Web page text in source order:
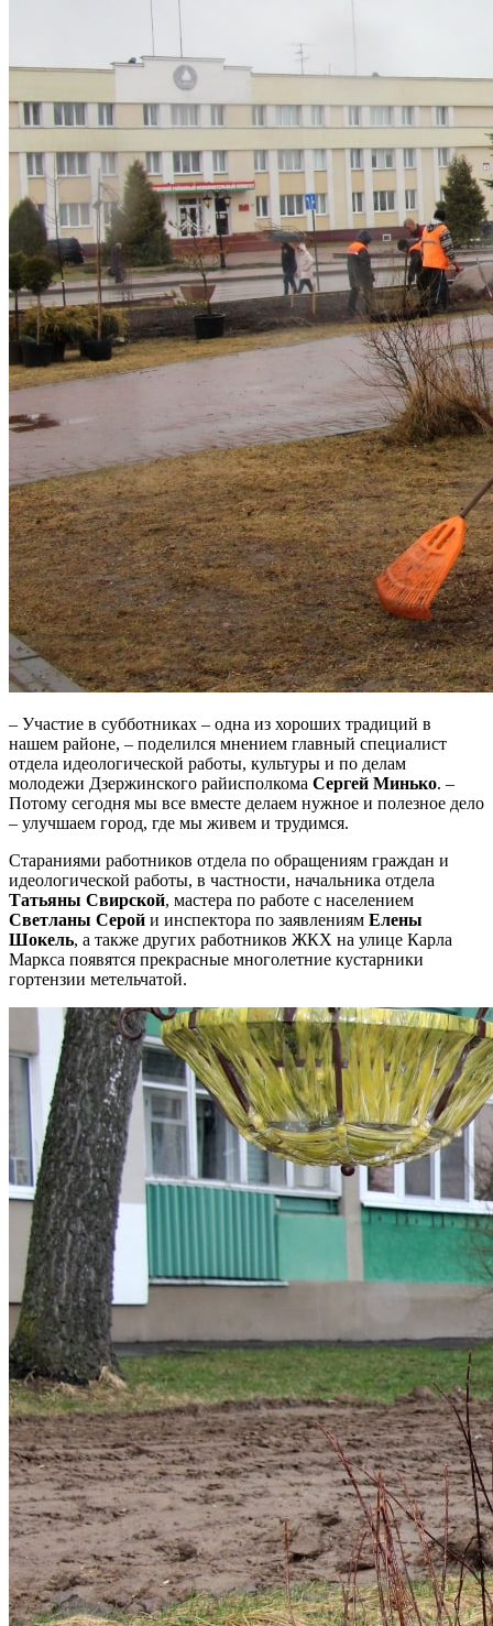
– Участие в субботниках – одна из хороших традиций в
нашем районе, – поделился мнением главный специалист
отдела идеологической работы, культуры и по делам
молодежи Дзержинского райисполкома Сергей Минько. –
Потому сегодня мы все вместе делаем нужное и полезное дело
– улучшаем город, где мы живем и трудимся.
Стараниями работников отдела по обращениям граждан и
идеологической работы, в частности, начальника отдела
Татьяны Свирской, мастера по работе с населением
Светланы Серой и инспектора по заявлениям Елены
Шокель, а также других работников ЖКХ на улице Карла
Маркса появятся прекрасные многолетние кустарники
гортензии метельчатой.